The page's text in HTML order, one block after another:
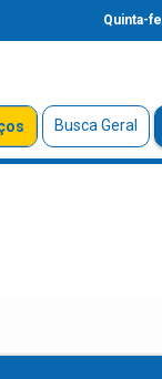
Quinta-
Busca Geral